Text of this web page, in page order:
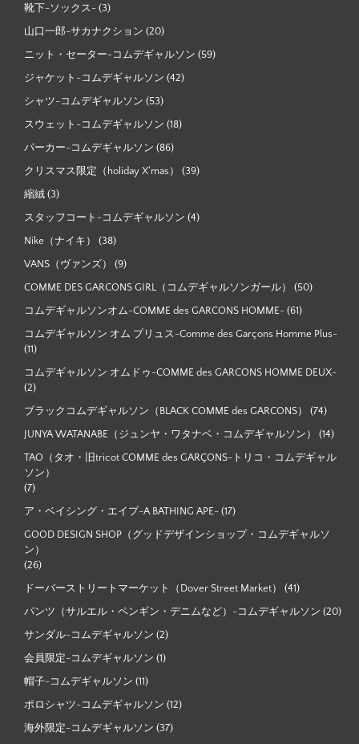
靴下-ソックス- (3)
山口一郎-サカナクション (20)
ニット・セーター-コムデギャルソン (59)
ジャケット-コムデギャルソン (42)
シャツ-コムデギャルソン (53)
スウェット-コムデギャルソン (18)
パーカー-コムデギャルソン (86)
クリスマス限定（holiday X'mas） (39)
縮絨 (3)
スタッフコート-コムデギャルソン (4)
Nike（ナイキ） (38)
VANS（ヴァンズ） (9)
COMME DES GARCONS GIRL（コムデギャルソンガール） (50)
コムデギャルソンオム-COMME des GARCONS HOMME- (61)
コムデギャルソン オム プリュス-Comme des Garçons Homme Plus-
(11)
コムデギャルソン オムドゥ-COMME des GARCONS HOMME DEUX-
(2)
ブラックコムデギャルソン（BLACK COMME des GARCONS） (74)
JUNYA WATANABE（ジュンヤ・ワタナベ・コムデギャルソン） (14)
TAO（タオ・旧tricot COMME des GARÇONS-トリコ・コムデギャル
ソン）
(7)
ア・ベイシング・エイプ-A BATHING APE- (17)
GOOD DESIGN SHOP（グッドデザインショップ・コムデギャルソ
ン）
(26)
ドーバーストリートマーケット（Dover Street Market） (41)
パンツ（サルエル・ペンギン・デニムなど）-コムデギャルソン (20)
サンダル-コムデギャルソン (2)
会員限定-コムデギャルソン (1)
帽子-コムデギャルソン (11)
ポロシャツ-コムデギャルソン (12)
海外限定-コムデギャルソン (37)